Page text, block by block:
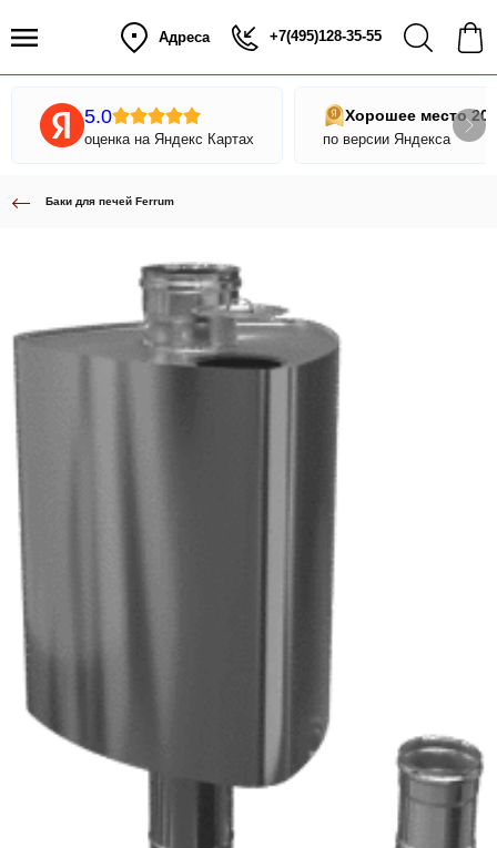
Адреса +7(495)128-35-55
5.0
оценка на Яндекс Картах
Хорошее место
по версии Яндекса
Баки для печей Ferrum